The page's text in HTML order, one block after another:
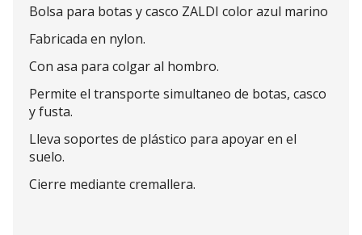
Bolsa para botas y casco ZALDI color azul marino
Fabricada en nylon.
Con asa para colgar al hombro.
Permite el transporte simultaneo de botas, casco
y fusta.
Lleva soportes de plástico para apoyar en el
suelo.
Cierre mediante cremallera.